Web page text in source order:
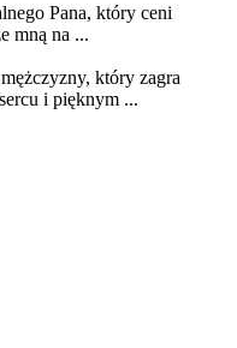
Pana, który ceni
mną na ...
który zagra
i pięknym ...